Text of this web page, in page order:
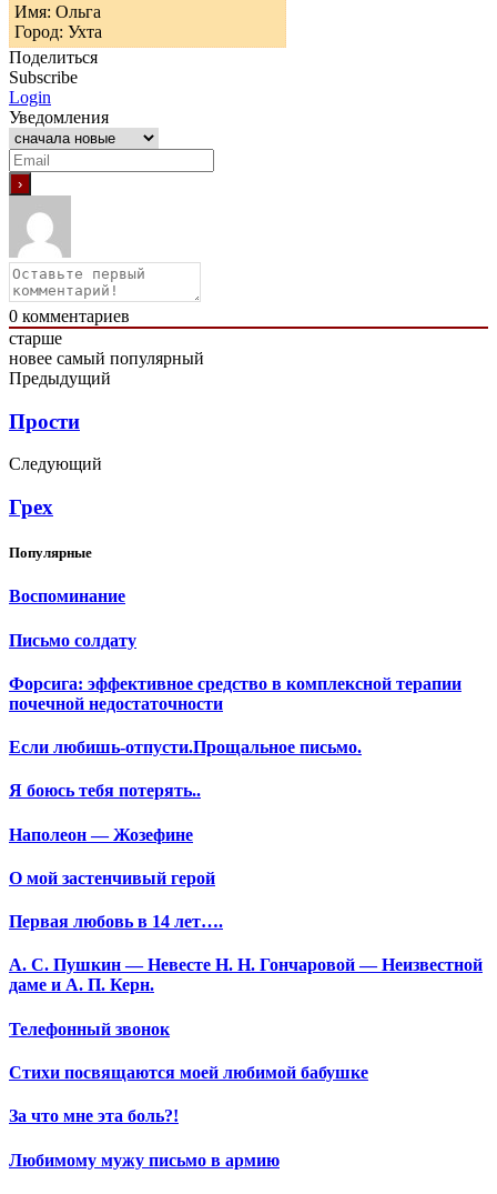
Имя: Ольга
Город: Ухта
Поделиться
Subscribe
Login
Уведомления
0 комментариев
старше
новее самый популярный
Предыдущий
Прости
Следующий
Грех
Популярные
Воспоминание
Письмо солдату
Форсига: эффективное средство в комплексной терапии
почечной недостаточности
Если любишь-отпусти.Прощальное письмо.
Я боюсь тебя потерять..
Наполеон — Жозефине
О мой застенчивый герой
Первая любовь в 14 лет….
А. С. Пушкин — Невесте Н. Н. Гончаровой — Неизвестной
даме и А. П. Керн.
Телефонный звонок
Стихи посвящаются моей любимой бабушке
За что мне эта боль?!
Любимому мужу письмо в армию